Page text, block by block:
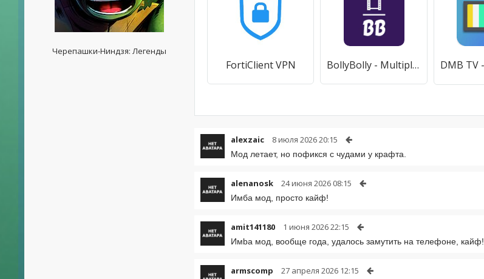
Черепашки-Ниндзя: Легенды
FortiClient VPN BollyBolly - Multiplayer Quiz
alexzaic 8 июля 2026 20:15
Мод летает, но пофикся с чудами у крафта.
alenanosk 24 июня 2026 08:15
Имба мод, просто кайф!
amit141180 1 июня 2026 22:15
Имba мод, вообще года, удалось замутить на телефоне, кайф!
armscomp 27 апреля 2026 12:15